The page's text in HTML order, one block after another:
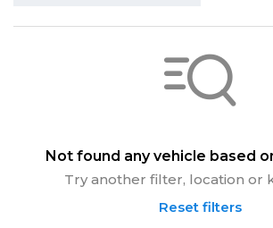
Not found any vehicle based
Try another filter, location or
Reset filters